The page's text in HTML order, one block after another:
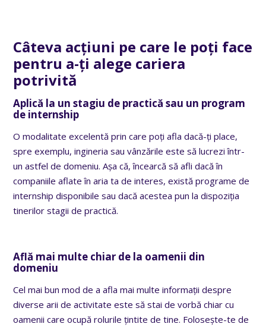
Câteva acțiuni pe care le poți face
pentru a-ți alege cariera
potrivită
Aplică la un stagiu de practică sau un program
de internship
O modalitate excelentă prin care poți afla dacă-ți place,
spre exemplu, ingineria sau vânzările este să lucrezi într-
un astfel de domeniu. Așa că, încearcă să afli dacă în
companiile aflate în aria ta de interes, există programe de
internship disponibile sau dacă acestea pun la dispoziția
tinerilor stagii de practică.
Află mai multe chiar de la oamenii din
domeniu
Cel mai bun mod de a afla mai multe informații despre
diverse arii de activitate este să stai de vorbă chiar cu
oamenii care ocupă rolurile țintite de tine. Folosește-te de